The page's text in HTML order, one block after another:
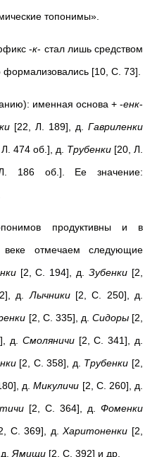
топонимы».
-к- стал лишь средством
формализовались [10, С. 73].
именная основа + -енк-
[22, Л. 189], д. Гавриленки
474 об.], д. Трубенки[20, Л.
об.]. Ее значение:
продуктивны и в
отмечаем следующие
[2, С. 194], д.Зубенки [2,
д. Лычники[2, С. 250], д.
[2, С. 335], д. Сидоры[2,
д. Смоляничи [2, С. 341], д.
[2, С. 358], д. Трубенки [2,
д.Микуличи [2, С. 260], д.
[2, С. 364], д. Фоменки
С. 369], д.Харитоненки [2,
Ямищи [2, С. 392] и др.